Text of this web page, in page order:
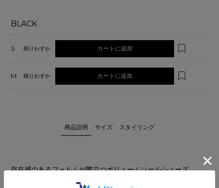
BLACK
S 残りわずか カートに追加
M 残りわずか カートに追加
商品説明 サイズ スタイリング
存在感のあるフォルムが際立つボリュームソールシューズ。
コロンとした丸みのあるシルエットに、立体的なモールドソー